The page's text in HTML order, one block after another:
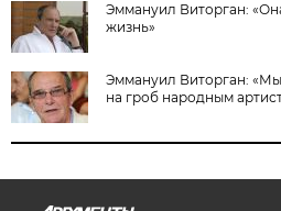
Эммануил Виторган:
жизнь»
Эммануил Виторган:
на гроб народным